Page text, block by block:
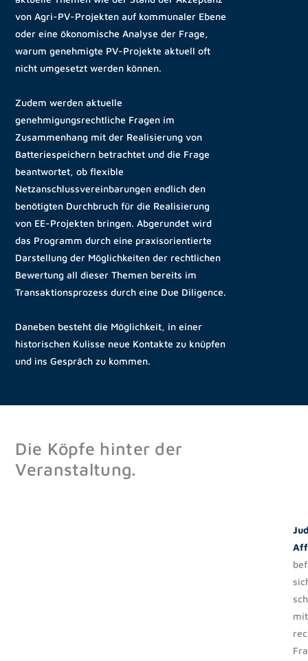
von Agri-PV-Projekten auf kommunaler Ebene
oder eine ökonomische Analyse der Frage,
warum genehmigte PV-Projekte aktuell oft
nicht umgesetzt werden können.
Zudem werden aktuelle
genehmigungsrechtliche Fragen im
Zusammenhang mit der Realisierung von
Batteriespeichern betrachtet und die Frage
beantwortet, ob flexible
Netzanschlussvereinbarungen endlich den
benötigten Durchbruch für die Realisierung
von EE-Projekten bringen. Abgerundet wird
das Programm durch eine praxisorientierte
Darstellung der Möglichkeiten der rechtlichen
Bewertung all dieser Themen bereits im
Transaktionsprozess durch eine Due Diligence.
Daneben besteht die Möglichkeit, in einer
historischen Kulisse neue Kontakte zu knüpfen
und ins Gespräch zu kommen.
Die Köpfe hinter der
Veranstaltung.
mit